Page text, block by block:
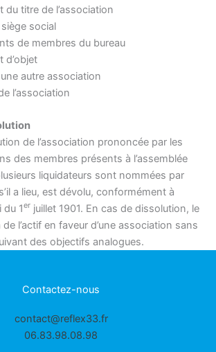
du titre de l’association
social
de membres du bureau
d’objet
autre association
l’association
de l’association prononcée par les
des membres présents à l’assemblée
liquidateurs sont nommées par
a lieu, est dévolu, conformément à
du 1er juillet 1901. En cas de dissolution, le
l’actif en faveur d’une association sans
des objectifs analogues.
Contactez-nous
contact@reflex33.fr
06.83.98.08.98